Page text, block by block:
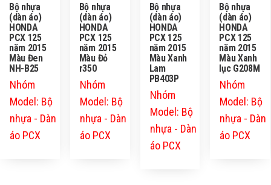
Bộ nhựa
(dàn áo)
HONDA
PCX 125
năm 2015
Màu Đen
NH-B25
Nhóm
Model: Bộ
nhựa - Dàn
áo PCX
Bộ nhựa
(dàn áo)
HONDA
PCX 125
năm 2015
Màu Đỏ
r350
Nhóm
Model: Bộ
nhựa - Dàn
áo PCX
Bộ nhựa
(dàn áo)
HONDA
PCX 125
năm 2015
Màu Xanh
Lam
PB403P
Nhóm
Model: Bộ
nhựa - Dàn
áo PCX
Bộ nhựa
(dàn áo)
HONDA
PCX 125
năm 2015
Màu Xanh
lục G208M
Nhóm
Model: Bộ
nhựa - Dàn
áo PCX